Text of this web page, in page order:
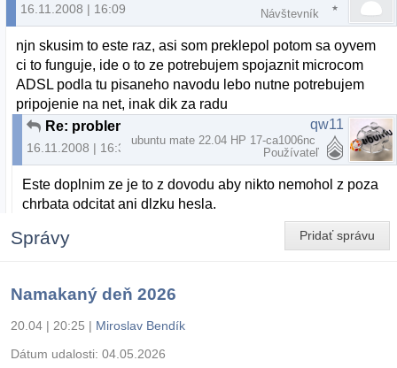
16.11.2008 | 16:09 Návštevník
njn skusim to este raz, asi som preklepol potom sa oyvem
ci to funguje, ide o to ze potrebujem spojaznit microcom
ADSL podla tu pisaneho navodu lebo nutne potrebujem
pripojenie na net, inak dik za radu
16.11.2008 | 16:37
qw11
ubuntu mate 22.04 HP 17-ca1006nc
Používateľ
Este doplnim ze je to z dovodu aby nikto nemohol z poza
chrbata odcitat ani dlzku hesla.
Pridať správu
Správy
Namakaný deň 2026
20.04 | 20:25 | Miroslav Bendík
Dátum udalosti: 04.05.2026